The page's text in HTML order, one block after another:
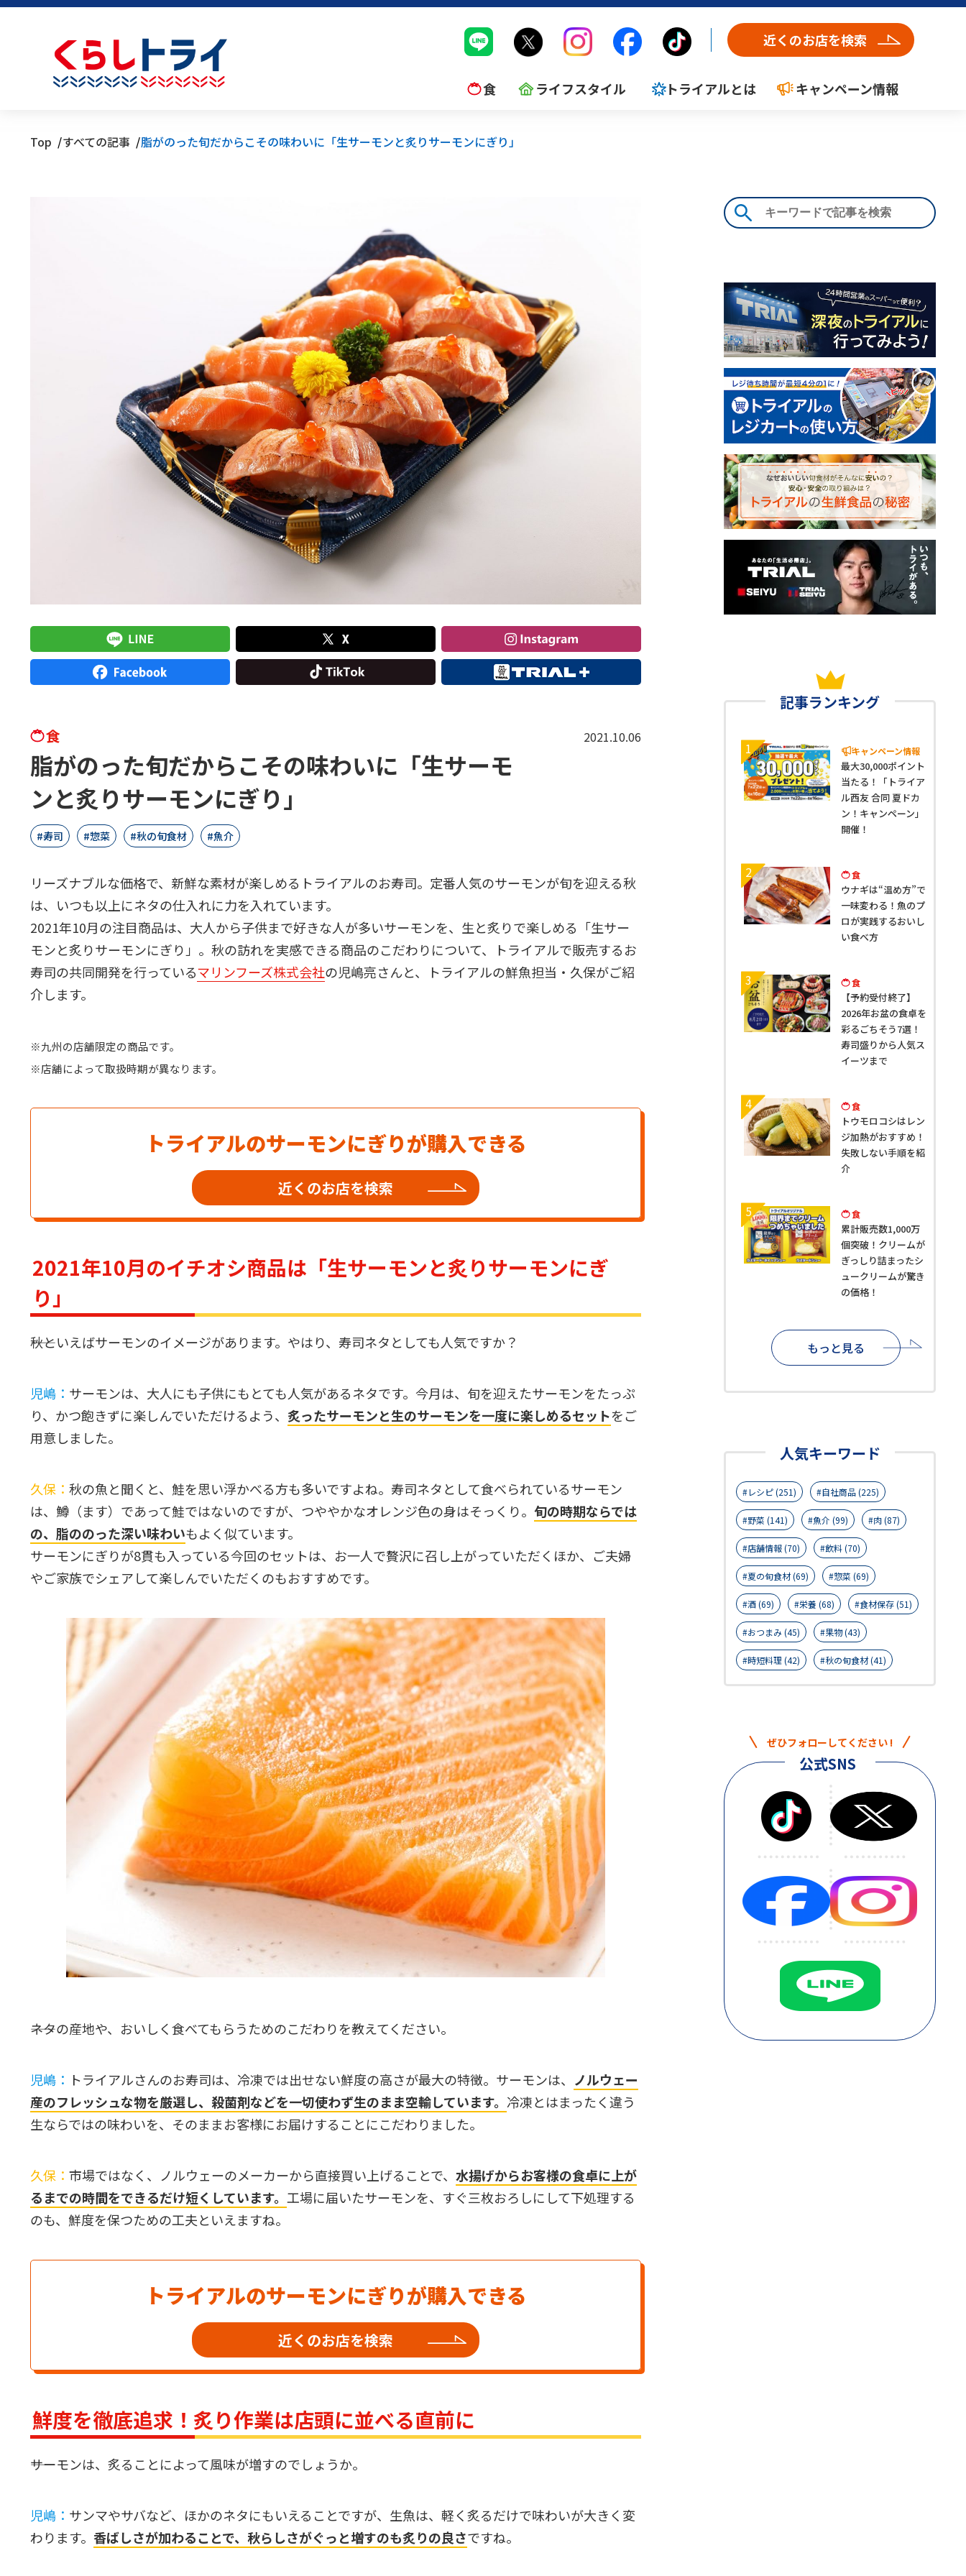
近くのお店を検索
食 ライフスタイル トライアルとは キャンペーン情報
Top すべての記事 脂がのった旬だからこその味わいに「生サーモンと炙りサーモンにぎり」
食 2021.10.06
脂がのった旬だからこその味わいに「生サーモ
ンと炙りサーモンにぎり」
寿司 惣菜 秋の旬食材 魚介
リーズナブルな価格で、新鮮な素材が楽しめるトライアルのお寿司。定番人気のサーモンが旬を迎える秋
は、いつも以上にネタの仕入れに力を入れています。
2021年10月の注目商品は、大人から子供まで好きな人が多いサーモンを、生と炙りで楽しめる「生サー
モンと炙りサーモンにぎり」。秋の訪れを実感できる商品のこだわりについて、トライアルで販売するお
寿司の共同開発を行っているマリンフーズ株式会社の児嶋亮さんと、トライアルの鮮魚担当・久保がご紹
介します。
※九州の店舗限定の商品です。
※店舗によって取扱時期が異なります。
トライアルのサーモンにぎりが購入できる
近くのお店を検索
2021年10月のイチオシ商品は「生サーモンと炙りサーモンにぎ
り」
――秋といえばサーモンのイメージがあります。やはり、寿司ネタとしても人気ですか？
児嶋： サーモンは、大人にも子供にもとても人気があるネタです。今月は、旬を迎えたサーモンをたっぷ
り、かつ飽きずに楽しんでいただけるよう、 炙ったサーモンと生のサーモンを一度に楽しめるセットをご
用意しました。
久保： 秋の魚と聞くと、鮭を思い浮かべる方も多いですよね。寿司ネタとして食べられているサーモン
は、鱒（ます）であって鮭ではないのですが、つややかなオレンジ色の身はそっくり。 旬の時期ならでは
の、脂ののった深い味わいもよく似ています。
サーモンにぎりが8貫も入っている今回のセットは、お一人で贅沢に召し上がっていただくほか、ご夫婦
やご家族でシェアして楽しんでいただくのもおすすめです。
――ネタの産地や、おいしく食べてもらうためのこだわりを教えてください。
児嶋： トライアルさんのお寿司は、冷凍では出せない鮮度の高さが最大の特徴。サーモンは、 ノルウェー
産のフレッシュな物を厳選し、殺菌剤などを一切使わず生のまま空輸しています。 冷凍とはまったく違う
生ならではの味わいを、そのままお客様にお届けすることにこだわりました。
久保： 市場ではなく、ノルウェーのメーカーから直接買い上げることで、 水揚げからお客様の食卓に上が
るまでの時間をできるだけ短くしています。 工場に届いたサーモンを、すぐ三枚おろしにして下処理する
のも、鮮度を保つための工夫といえますね。
トライアルのサーモンにぎりが購入できる
近くのお店を検索
鮮度を徹底追求！炙り作業は店頭に並べる直前に
――サーモンは、炙ることによって風味が増すのでしょうか。
児嶋： サンマやサバなど、ほかのネタにもいえることですが、生魚は、軽く炙るだけで味わいが大きく変
わります。 香ばしさが加わることで、秋らしさがぐっと増すのも炙りの良さですね。
記事ランキング
1 キャンペーン情報
最大30,000ポイント
当たる！「トライア
ル西友 合同 夏ドカ
ン！キャンペーン」
開催！
2 食
ウナギは“温め方”で
一味変わる！魚のプ
ロが実践するおいし
い食べ方
3 食
【予約受付終了】
2026年お盆の食卓を
彩るごちそう7選！
寿司盛りから人気ス
イーツまで
4 食
トウモロコシはレン
ジ加熱がおすすめ！
失敗しない手順を紹
介
5 食
累計販売数1,000万
個突破！クリームが
ぎっしり詰まったシ
ュークリームが驚き
の価格！
もっと見る
人気キーワード
レシピ (251) 自社商品 (225)
野菜 (141) 魚介 (99) 肉 (87)
店舗情報 (70) 飲料 (70)
夏の旬食材 (69) 惣菜 (69)
酒 (69) 栄養 (68) 食材保存 (51)
おつまみ (45) 果物 (43)
時短料理 (42) 秋の旬食材 (41)
ぜひフォローしてください !
公式SNS